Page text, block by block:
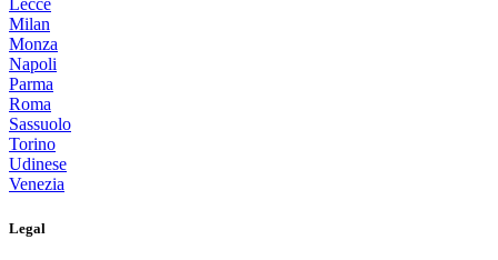
Lecce
Milan
Monza
Napoli
Parma
Roma
Sassuolo
Torino
Udinese
Venezia
Legal